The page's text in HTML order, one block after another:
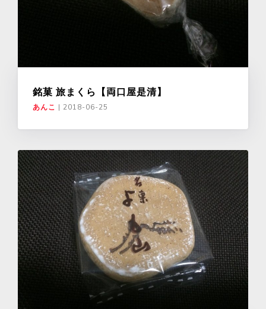
銘菓 旅まくら【両口屋是清】
あんこ | 2018-06-25